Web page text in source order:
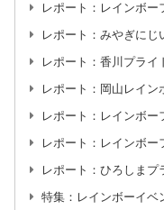
レポート：レインボー
レポート：みやぎにじ
レポート：香川プライ
レポート：岡山レイン
レポート：レインボー
レポート：レインボー
レポート：ひろしまプ
特集：レインボーイベ